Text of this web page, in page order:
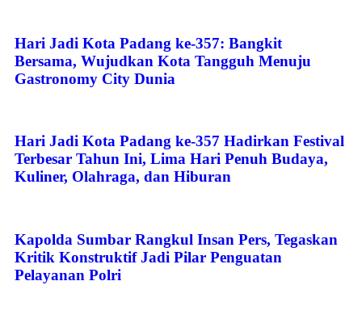
Hari Jadi Kota Padang ke-357: Bangkit
Bersama, Wujudkan Kota Tangguh Menuju
Gastronomy City Dunia
Hari Jadi Kota Padang ke-357 Hadirkan Festival
Terbesar Tahun Ini, Lima Hari Penuh Budaya,
Kuliner, Olahraga, dan Hiburan
Kapolda Sumbar Rangkul Insan Pers, Tegaskan
Kritik Konstruktif Jadi Pilar Penguatan
Pelayanan Polri